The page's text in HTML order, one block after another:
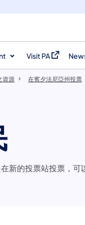
Visit PA
(opens in a new
資源 在賓夕法尼亞州投票
新的投票站投票，可